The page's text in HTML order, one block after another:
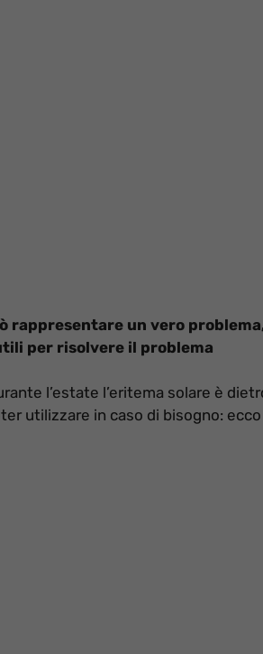
rappresentare un vero
per risolvere il problema
l’estate l’eritema solare è
utilizzare in caso di bisogno: ecco